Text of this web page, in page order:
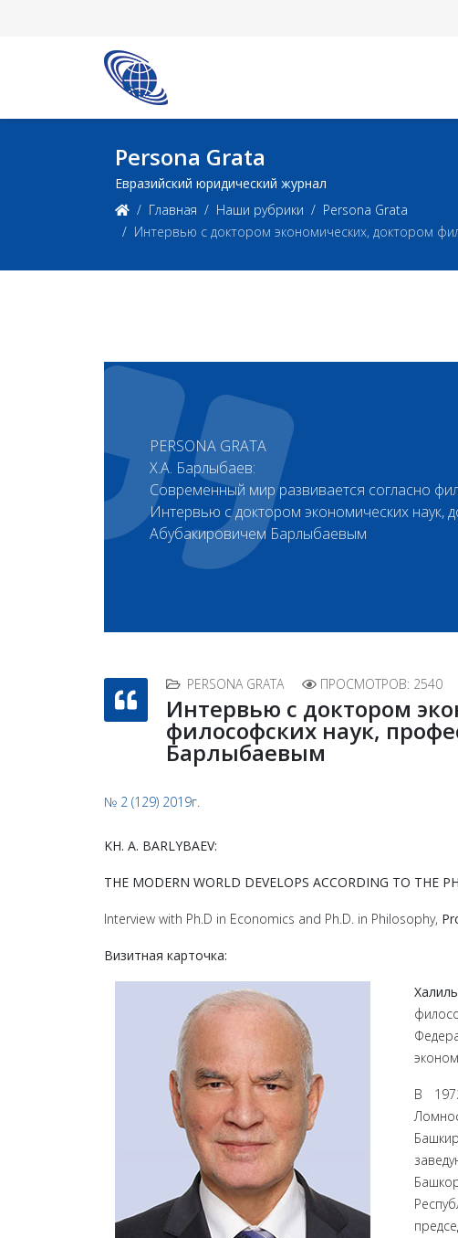
Persona Grata
Евразийский юридический журнал
Главная
Наши рубрики
Persona Grata
Интервью с доктором экономических, доктором
PERSONA GRATA
Х. А. Барлыбаев:
Современный мир развивается согласно
Интервью с доктором экономических наук,
Абубакировичем Барлыбаевым
PERSONA GRATA ПРОСМОТРОВ: 2540
Интервью с доктором
философских наук,
Барлыбаевым
№ 2 (129) 2019г.
KH. A. BARLYBAEV:
THE MODERN WORLD DEVELOPS ACCORDING TO THE
Interview with Ph.D in Economics and Ph.D. in Philosophy,
Визитная карточка:
В